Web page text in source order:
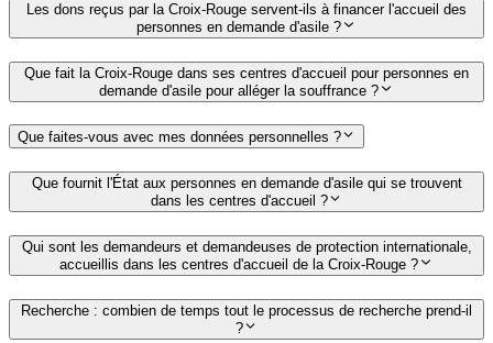
Les dons reçus par la Croix-Rouge servent-ils à financer l'accueil des
personnes en demande d'asile ?
Que fait la Croix-Rouge dans ses centres d'accueil pour personnes en
demande d'asile pour alléger la souffrance ?
Que faites-vous avec mes données personnelles ?
Que fournit l'État aux personnes en demande d'asile qui se trouvent
dans les centres d'accueil ?
Qui sont les demandeurs et demandeuses de protection internationale,
accueillis dans les centres d'accueil de la Croix-Rouge ?
Recherche : combien de temps tout le processus de recherche prend-il
?